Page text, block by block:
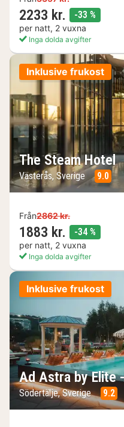
2233 kr. -33 %
per natt, 2 vuxna
Inga dolda avgifter
Inklusive frukost
The Steam Hotel
Västerås, Sverige 9.0
Från2862 kr.
1883 kr. -34 %
per natt, 2 vuxna
Inga dolda avgifter
Inklusive frukost
Ad Astra by Elite
Södertälje, Sverige 9.2